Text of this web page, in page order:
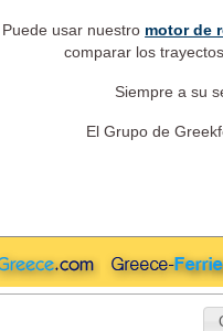
Lines de Grecia a Italia
Puede usar nuestro motor de
comparar los
Siempre a su
El Grupo de